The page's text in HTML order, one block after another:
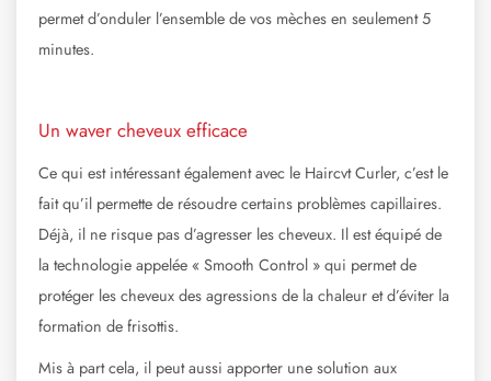
permet d’onduler l’ensemble de vos mèches en seulement 5
minutes.
Un waver cheveux efficace
Ce qui est intéressant également avec le Haircvt Curler, c’est le
fait qu’il permette de résoudre certains problèmes capillaires.
Déjà, il ne risque pas d’agresser les cheveux. Il est équipé de
la technologie appelée « Smooth Control » qui permet de
protéger les cheveux des agressions de la chaleur et d’éviter la
formation de frisottis.
Mis à part cela, il peut aussi apporter une solution aux